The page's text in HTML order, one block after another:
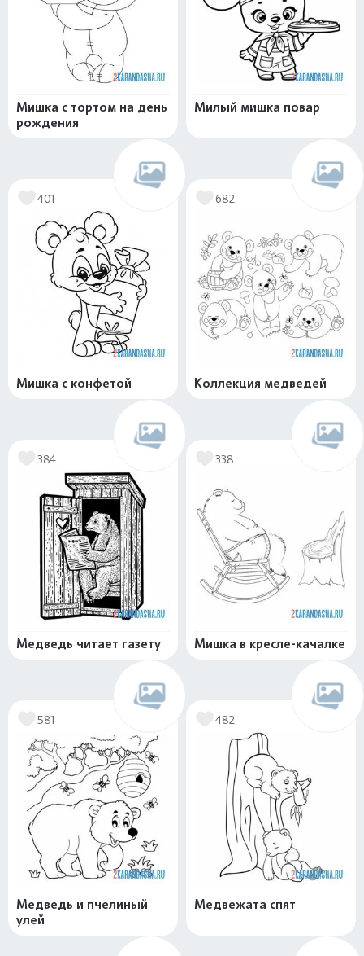
Мишка с тортом на день
рождения
Милый мишка повар
401
Мишка с конфетой
682
Коллекция медведей
384
Медведь читает газету
338
Мишка в кресле-качалке
581
Медведь и пчелиный
улей
482
Медвежата спят